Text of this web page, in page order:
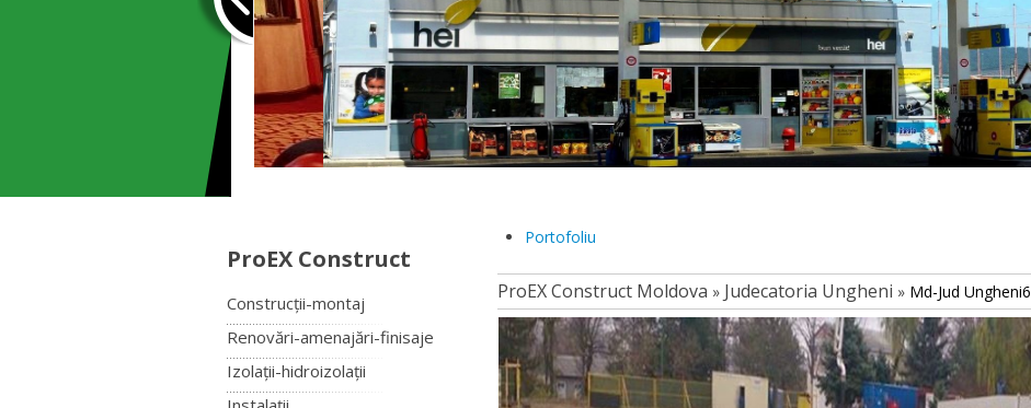
ProEX Construct
Construcții-montaj
Renovări-amenajări-finisaje
Izolații-hidroizolații
Portofoliu
ProEX Construct Moldova » Judecatoria Ungheni » Md-Jud Ungheni6